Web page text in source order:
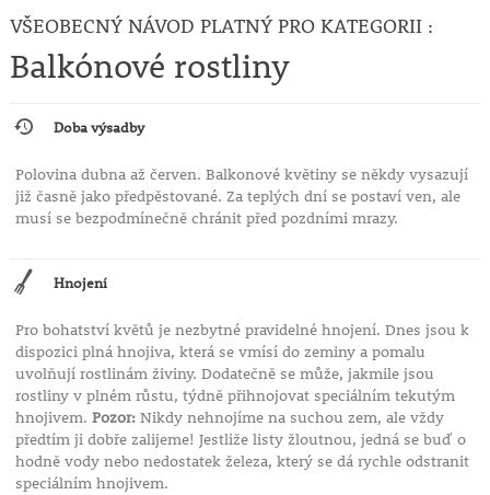
Tipy pro pěstování:
• dopřejte dostatek slunce pro výrazné vybarvení
květů
• pravidelně hnojte pro kontinuální kvetení
• chránit před dlouhodobým přemokřením
Pelargonium ‘Nancy Purple Eye’je ideální volbou pro
ty, kteří hledajíspolehlivou, bohatě kvetoucí a
vizuálně atraktivní balkonovou rostlinus výrazným
VŠEOBECNÝ NÁVOD PLATNÝ PRO KATEGORII :
Balkónové rostliny
Doba výsadby
Polovina dubna až červen. Balkonové květiny se někdy vysazují
již časně jako předpěstované. Za teplých dní se postaví ven, ale
musí se bezpodmínečně chránit před pozdními mrazy.
Hnojení
Pro bohatství květů je nezbytné pravidelné hnojení. Dnes jsou k
dispozici plná hnojiva, která se vmísí do zeminy a pomalu
uvolňují rostlinám živiny. Dodatečně se může, jakmile jsou
rostliny v plném růstu, týdně přihnojovat speciálním tekutým
hnojivem. Pozor:Nikdy nehnojíme na suchou zem, ale vždy
předtím ji dobře zalijeme! Jestliže listy žloutnou, jedná se buď o
hodně vody nebo nedostatek železa, který se dá rychle odstranit
speciálním hnojivem.